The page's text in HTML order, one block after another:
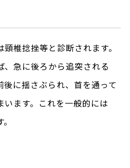
椎捻挫等と診断されます。
急に後ろから追突される
後に揺さぶられ、首を通って
います。これを一般的には